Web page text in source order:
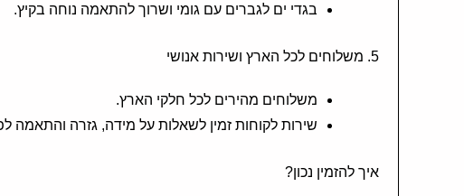
בגדי ים לגברים עם גומי ושרוך להתאמה נוחה בקיץ.
5. משלוחים לכל הארץ ושירות אנושי
משלוחים מהירים לכל חלקי הארץ.
שירות לקוחות זמין לשאלות על מידה, גזרה והתאמה
איך להזמין נכון?